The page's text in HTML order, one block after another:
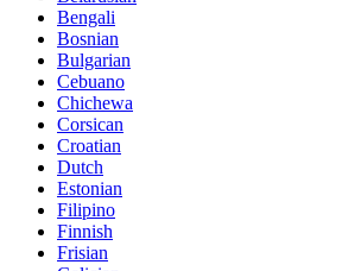
Bengali
Bosnian
Bulgarian
Cebuano
Chichewa
Corsican
Croatian
Dutch
Estonian
Filipino
Finnish
Frisian